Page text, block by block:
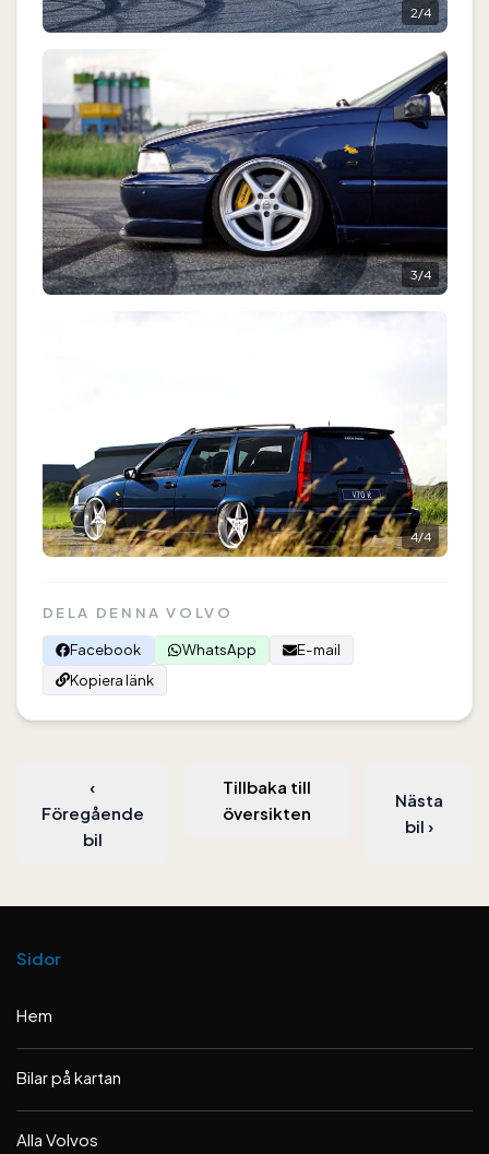
2/4
3/4
4/4
DELA DENNA VOLVO
Facebook
WhatsApp
E-mail
Kopiera länk
‹
Föregående
bil
Tillbaka till
översikten
Nästa
bil ›
Sidor
Hem
Bilar på kartan
Alla Volvos